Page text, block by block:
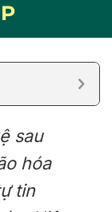
sau
hóa
tin